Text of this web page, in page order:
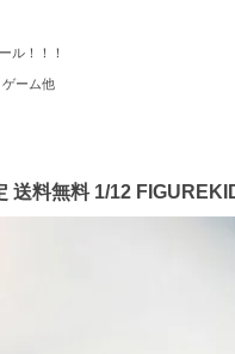
ル！！！
ーム他
送料無料 1/12